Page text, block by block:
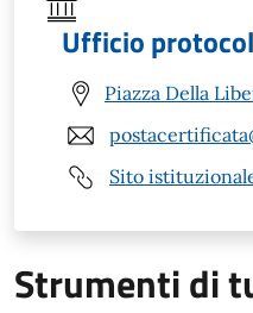
Ufficio
Piazza Della
Sito
Strumenti di